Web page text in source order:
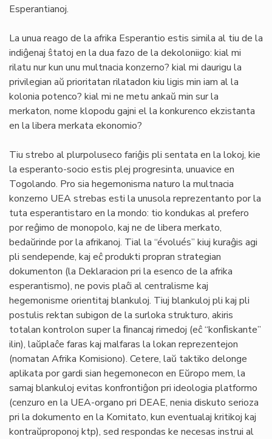
Esperantianoj.
La unua reago de la afrika Esperantio estis simila al tiu de la
indiĝenaj ŝtatoj en la dua fazo de la dekoloniigo: kial mi
rilatu nur kun unu multnacia konzerno? kial mi daurigu la
privilegian aŭ prioritatan rilatadon kiu ligis min iam al la
kolonia potenco? kial mi ne metu ankaŭ min sur la
merkaton, nome klopodu gajni el la konkurenco ekzistanta
en la libera merkata ekonomio?
Tiu strebo al plurpoluseco fariĝis pli sentata en la lokoj, kie
la esperanto-socio estis plej progresinta, unuavice en
Togolando. Pro sia hegemonisma naturo la multnacia
konzerno UEA strebas esti la unusola reprezentanto por la
tuta esperantistaro en la mondo: tio kondukas al prefero
por reĝimo de monopolo, kaj ne de libera merkato,
bedaŭrinde por la afrikanoj. Tial la “évolués” kiuj kuraĝis agi
pli sendepende, kaj eĉ produkti propran strategian
dokumenton (la Deklaracion pri la esenco de la afrika
esperantismo), ne povis plaĉi al centralisme kaj
hegemonisme orientitaj blankuloj. Tiuj blankuloj pli kaj pli
postulis rektan subigon de la surloka strukturo, akiris
totalan kontrolon super la ﬁnancaj rimedoj (eĉ “konﬁskante”
ilin), laŭplaĉe faras kaj malfaras la lokan reprezentejon
(nomatan Afrika Komisiono). Cetere, laŭ taktiko delonge
aplikata por gardi sian hegemonecon en Eŭropo mem, la
samaj blankuloj evitas konfrontiĝon pri ideologia platformo
(cenzuro en la UEA-organo pri DEAE, nenia diskuto serioza
pri la dokumento en la Komitato, kun eventualaj kritikoj kaj
kontraŭproponoj ktp), sed respondas ke necesas instrui al